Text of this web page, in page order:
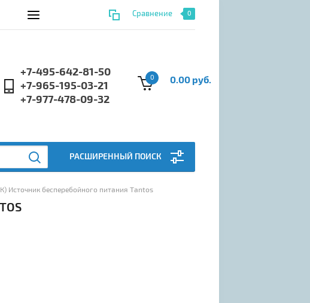
Сравнение 0
+7-495-642-81-50
+7-965-195-03-21
+7-977-478-09-32
0 0.00 руб.
РАСШИРЕННЫЙ ПОИСК
Источник бесперебойного питания Tantos